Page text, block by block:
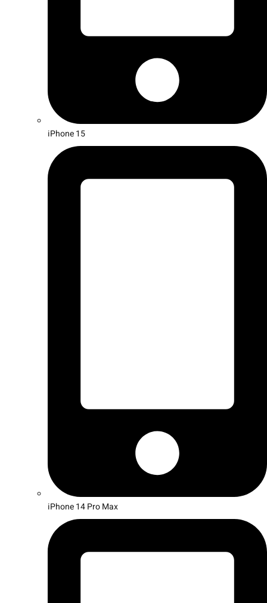
iPhone 15
iPhone 14 Pro Max